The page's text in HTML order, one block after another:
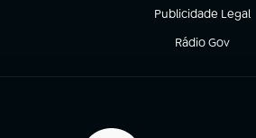
Publicidade Legal
(abre em nova aba)
Rádio Gov
(abre em nova